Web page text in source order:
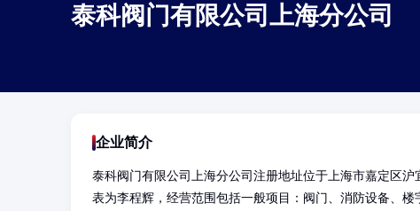
泰科阀门有限公司上海分公司
企业简介
泰科阀门有限公司上海分公司注册地址位于上海市嘉定区
表为李程辉，经营范围包括一般项目：阀门、消防设备、